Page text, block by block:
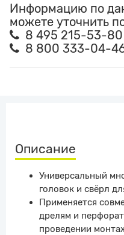
Информацию по
можете уточнить
8 495 215-53-80
8 800 333-04-
Описание
Универсальный
головок и свёрл
Применяется
дрелям и
проведении